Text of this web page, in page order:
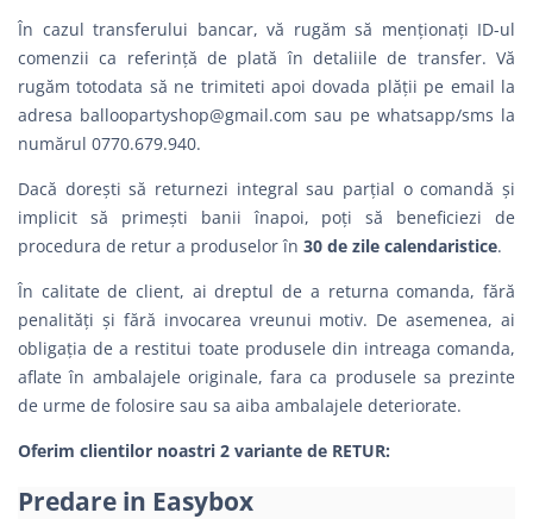
În cazul transferului bancar, vă rugăm să menționați ID-ul
comenzii ca referință de plată în detaliile de transfer. Vă
rugăm totodata să ne trimiteti apoi dovada plății pe email la
adresa balloopartyshop@gmail.com sau pe whatsapp/sms la
numărul 0770.679.940.
Dacă dorești să returnezi integral sau parțial o comandă şi
implicit să primești banii înapoi, poți să beneficiezi de
procedura de retur a produselor în 30 de zile calendaristice.
În calitate de client, ai dreptul de a returna comanda, fără
penalităţi şi fără invocarea vreunui motiv. De asemenea, ai
obligația de a restitui toate produsele din intreaga comanda,
aflate în ambalajele originale, fara ca produsele sa prezinte
de urme de folosire sau sa aiba ambalajele deteriorate.
Oferim clientilor noastri 2 variante de RETUR:
Predare in Easybox